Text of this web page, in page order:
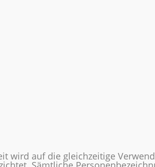
wird auf die gleichzeitige